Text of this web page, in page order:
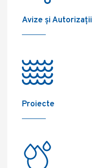
Avize și Autorizații
Proiecte